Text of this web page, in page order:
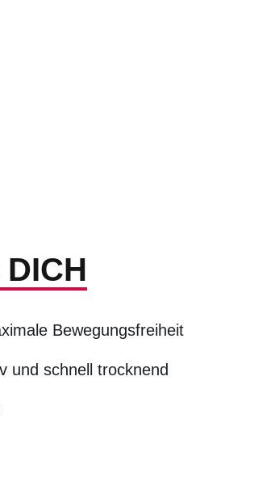
Bewegungsfreiheit
und schnell trocknend